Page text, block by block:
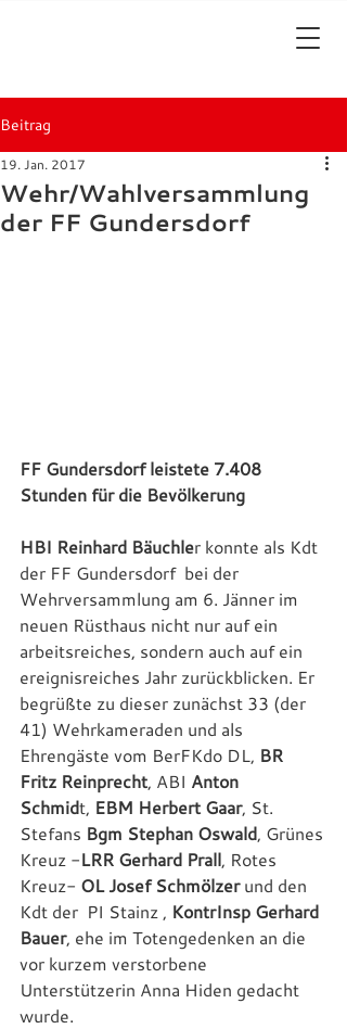
Beitrag
Wehr/Wahlversammlung
der FF Gundersdorf
19. Jan. 2017
FF Gundersdorf leistete 7.408
Stunden für die Bevölkerung
HBI Reinhard Bäuchler konnte als Kdt
der FF Gundersdorf  bei der
Wehrversammlung am 6. Jänner im
neuen Rüsthaus nicht nur auf ein
arbeitsreiches, sondern auch auf ein
ereignisreiches Jahr zurückblicken. Er
begrüßte zu dieser zunächst 33 (der
41) Wehrkameraden und als
Ehrengäste vom BerFKdo DL, BR
Fritz Reinprecht, ABI Anton
Schmidt, EBM Herbert Gaar, St.
Stefans Bgm Stephan Oswald, Grünes
Kreuz -LRR Gerhard Prall, Rotes
Kreuz- OL Josef Schmölzer und den
Kdt der  PI Stainz , KontrInsp Gerhard
Bauer, ehe im Totengedenken an die
vor kurzem verstorbene
Unterstützerin Anna Hiden gedacht
wurde.